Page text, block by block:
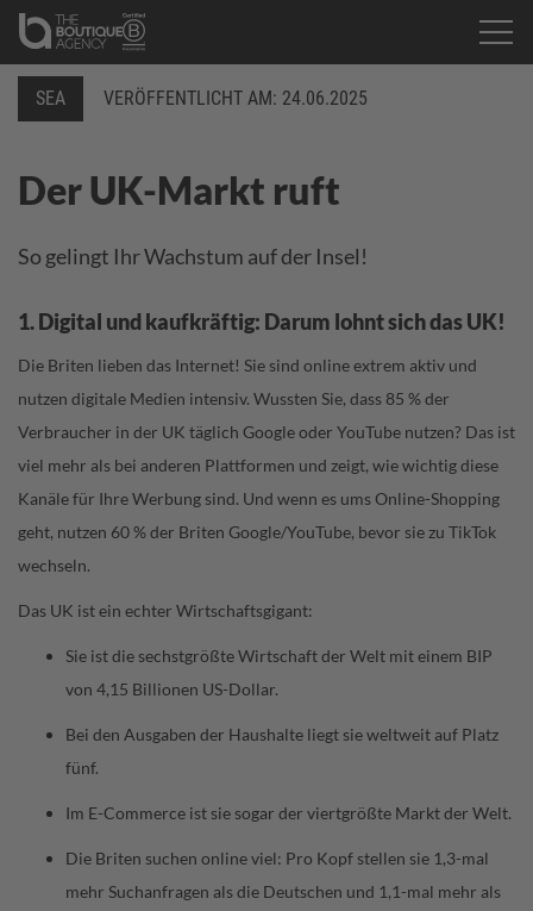
Der UK-Markt ruft
SEA VERÖFFENTLICHT AM: 24.06.2025
So gelingt Ihr Wachstum auf der Insel!
1. Digital und kaufkräftig: Darum lohnt sich das UK!
Die Briten lieben das Internet! Sie sind online extrem aktiv und
nutzen digitale Medien intensiv. Wussten Sie, dass 85 % der
Verbraucher in der UK täglich Google oder YouTube nutzen? Das ist
viel mehr als bei anderen Plattformen und zeigt, wie wichtig diese
Kanäle für Ihre Werbung sind. Und wenn es ums Online-Shopping
geht, nutzen 60 % der Briten Google/YouTube, bevor sie zu TikTok
wechseln.
Das UK ist ein echter Wirtschaftsgigant:
Sie ist die sechstgrößte Wirtschaft der Welt mit einem BIP
von 4,15 Billionen US-Dollar.
Bei den Ausgaben der Haushalte liegt sie weltweit auf Platz
fünf.
Im E-Commerce ist sie sogar der viertgrößte Markt der Welt.
Die Briten suchen online viel: Pro Kopf stellen sie 1,3-mal
mehr Suchanfragen als die Deutschen und 1,1-mal mehr als